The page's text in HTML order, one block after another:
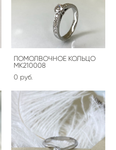
ПОМОЛВОЧНОЕ КОЛЬЦО
MK210008
0 pуб.